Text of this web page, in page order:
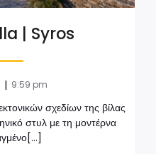
| Syros
| 9:59 pm
σχεδίων της βίλας
στυλ με τη μοντέρνα